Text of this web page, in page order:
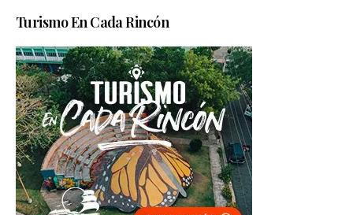
Turismo En Cada Rincón